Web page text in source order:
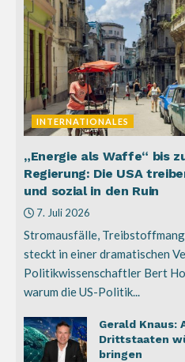
INTERNATIONALES
„Energie als Waffe“ bis
Regierung: Die USA
und sozial in den Ruin
7. Juli 2026
Stromausfälle,
steckt in einer dramatischen
Politikwissenschaftler Bert
warum die US-Politik...
Gerald Knaus:
Drittstaaten
bringen